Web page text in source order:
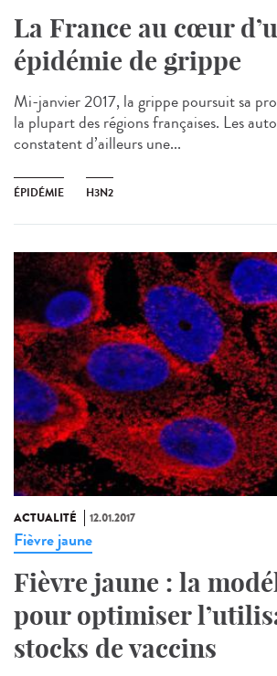
La France au cœur
épidémie de grippe
Mi-janvier 2017, la grippe poursuit sa
la plupart des régions françaises. Les
constatent d’ailleurs une...
ÉPIDÉMIE H3N2
ACTUALITÉ 12.01.2017
Fièvre jaune
Fièvre jaune : la
pour optimiser
stocks de vaccins